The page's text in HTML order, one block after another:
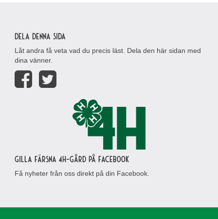
Dela denna sida
Låt andra få veta vad du precis läst. Dela den här sidan med
dina vänner.
Gilla Färsna 4H-gård på Facebook
Få nyheter från oss direkt på din Facebook.